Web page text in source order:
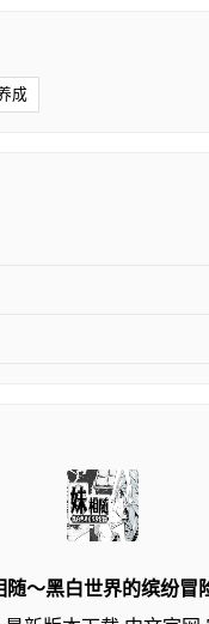
成
随～黑白世界的缤纷冒